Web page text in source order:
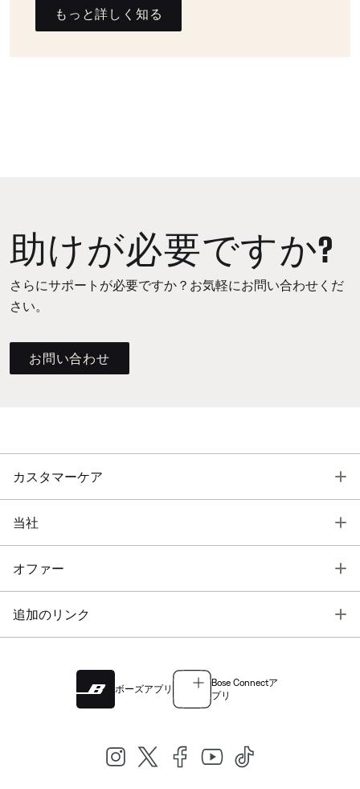
もっと詳しく知る
助けが必要ですか?
さらにサポートが必要ですか？お気軽にお問い合わせくだ
さい。
お問い合わせ
カスタマーケア
当社
オファー
追加のリンク
ボーズアプリ
Bose Connectア
プリ